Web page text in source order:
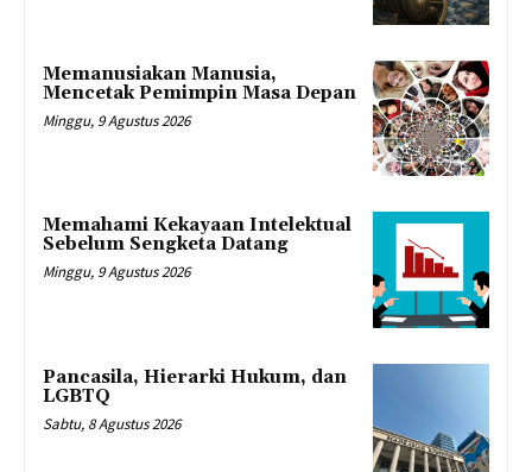
Memanusiakan Manusia,
Mencetak Pemimpin Masa Depan
Minggu, 9 Agustus 2026
Memahami Kekayaan Intelektual
Sebelum Sengketa Datang
Minggu, 9 Agustus 2026
Pancasila, Hierarki Hukum, dan
LGBTQ
Sabtu, 8 Agustus 2026